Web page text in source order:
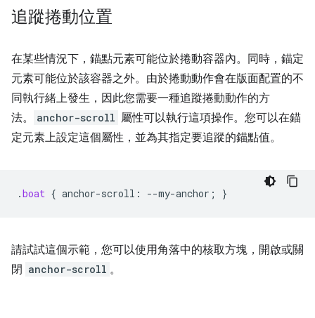
追蹤捲動位置
在某些情況下，錨點元素可能位於捲動容器內。同時，錨定
元素可能位於該容器之外。由於捲動動作會在版面配置的不
同執行緒上發生，因此您需要一種追蹤捲動動作的方
法。
anchor-scroll 屬性可以執行這項操作。您可以在錨
定元素上設定這個屬性，並為其指定要追蹤的錨點值。
.boat { anchor-scroll : --my-anchor ; }
請試試這個示範，您可以使用角落中的核取方塊，開啟或關
閉 anchor-scroll 。